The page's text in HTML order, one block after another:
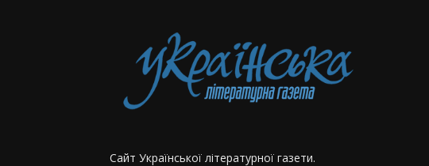
Сайт Української літературної газети.